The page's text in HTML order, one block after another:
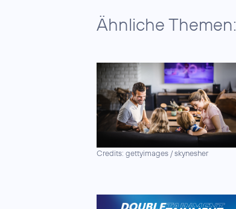
Ähnliche Themen:
Credits: gettyimages / skynesher